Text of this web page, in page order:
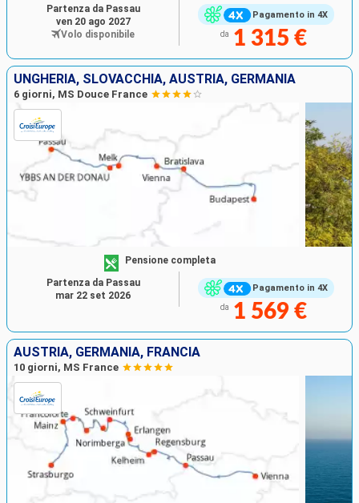
Pagamento in 4X
da 1 315 €
Partenza da Passau
ven 20 ago 2027
Volo disponibile
UNGHERIA, SLOVACCHIA, AUSTRIA, GERMANIA
6 giorni, MS Douce France
Pagamento in 4X
Pensione completa
da 1 569 €
Partenza da Passau
mar 22 set 2026
AUSTRIA, GERMANIA, FRANCIA
10 giorni, MS France